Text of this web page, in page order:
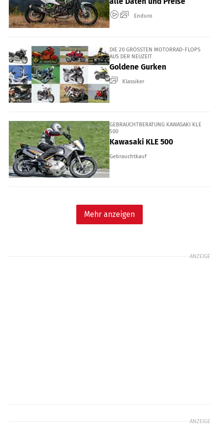
Enduro
DIE 20 GRÖSSTEN MOTORRAD-FLOPS A
US DER NEUZEIT
Goldene Gurken
Klassiker
GEBRAUCHTBERATUNG KAWASAKI KLE
500
Kawasaki KLE 500
Gebrauchtkauf
Mehr anzeigen
ANZEIGE
ANZEIGE